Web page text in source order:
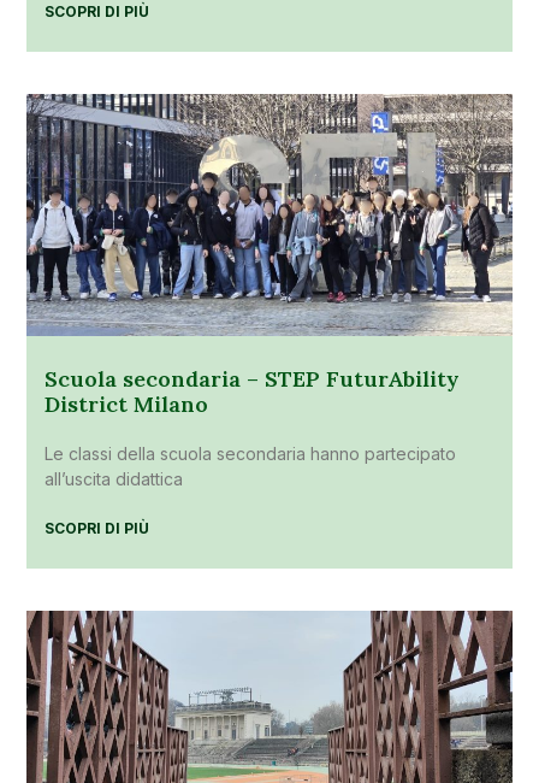
SCOPRI DI PIÙ
Scuola secondaria – STEP FuturAbility
District Milano
Le classi della scuola secondaria hanno partecipato
all’uscita didattica
SCOPRI DI PIÙ